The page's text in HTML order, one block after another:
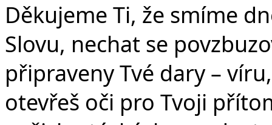
Děkujeme Ti, že smíme
Slovu, nechat se
připraveny Tvé dary –
otevřeš oči pro Tvoji